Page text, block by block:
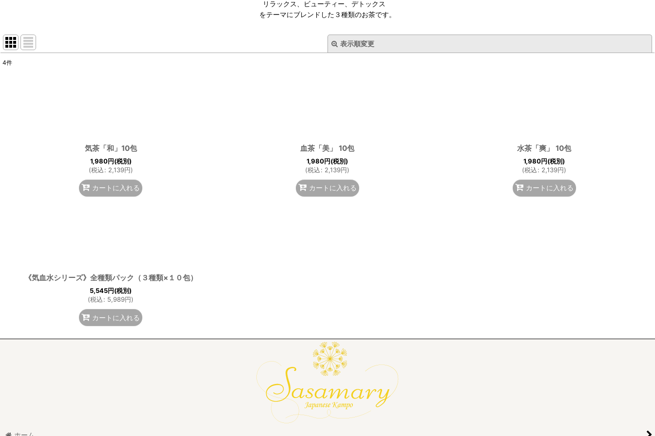
リラックス、ビューティー、デトックス
をテーマにブレンドした３種類のお茶です。
表示順変更
絞り込む
4件
気茶「和」10包
1,980円(税別)
(税込: 2,139円)
カートに入れる
血茶「美」 10包
1,980円(税別)
(税込: 2,139円)
カートに入れる
水茶「爽」 10包
1,980円(税別)
(税込: 2,139円)
カートに入れる
《気血水シリーズ》全種類パック（３種類×１０包）
5,545円(税別)
(税込: 5,989円)
カートに入れる